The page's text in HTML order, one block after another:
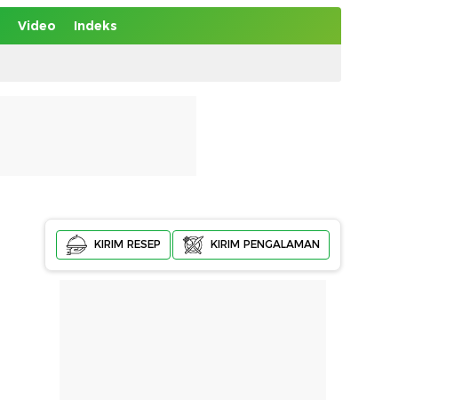
Video Indeks
KIRIM RESEP KIRIM PENGALAMAN